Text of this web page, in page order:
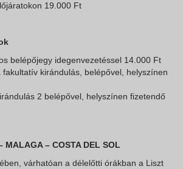
19.000 Ft
belépőjegy idegenvezetéssel 14.000 Ft
kirándulás, belépővel, helyszínen
2 belépővel, helyszínen fizetendő
MALAGA – COSTA DEL SOL
várhatóan a délelőtti órákban a Liszt